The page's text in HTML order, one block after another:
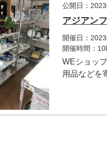
公開日：
アジアン
開催日：
開催時間：
WEショッ
用品などを